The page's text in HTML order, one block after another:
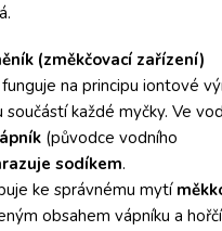
(změkčovací zařízení)
na principu iontové
každé myčky. Ve
(původce vodního
sodíkem.
ke správnému mytí
obsahem vápníku a